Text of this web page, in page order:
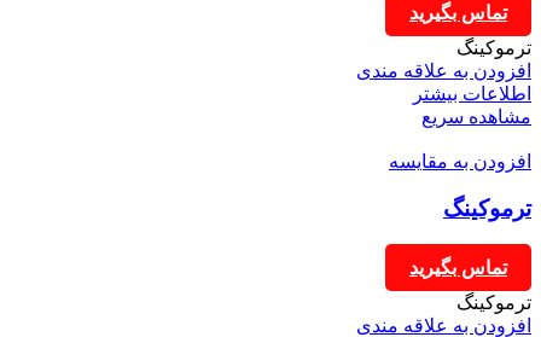
تماس بگیرید
ترموکینگ
افزودن به علاقه مندی
اطلاعات بیشتر
مشاهده سریع
افزودن به مقایسه
ترموکینگ
تماس بگیرید
ترموکینگ
افزودن به علاقه مندی